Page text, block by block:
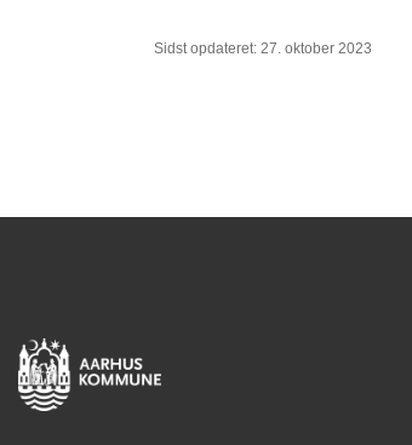
Sidst opdateret: 27. oktober 2023